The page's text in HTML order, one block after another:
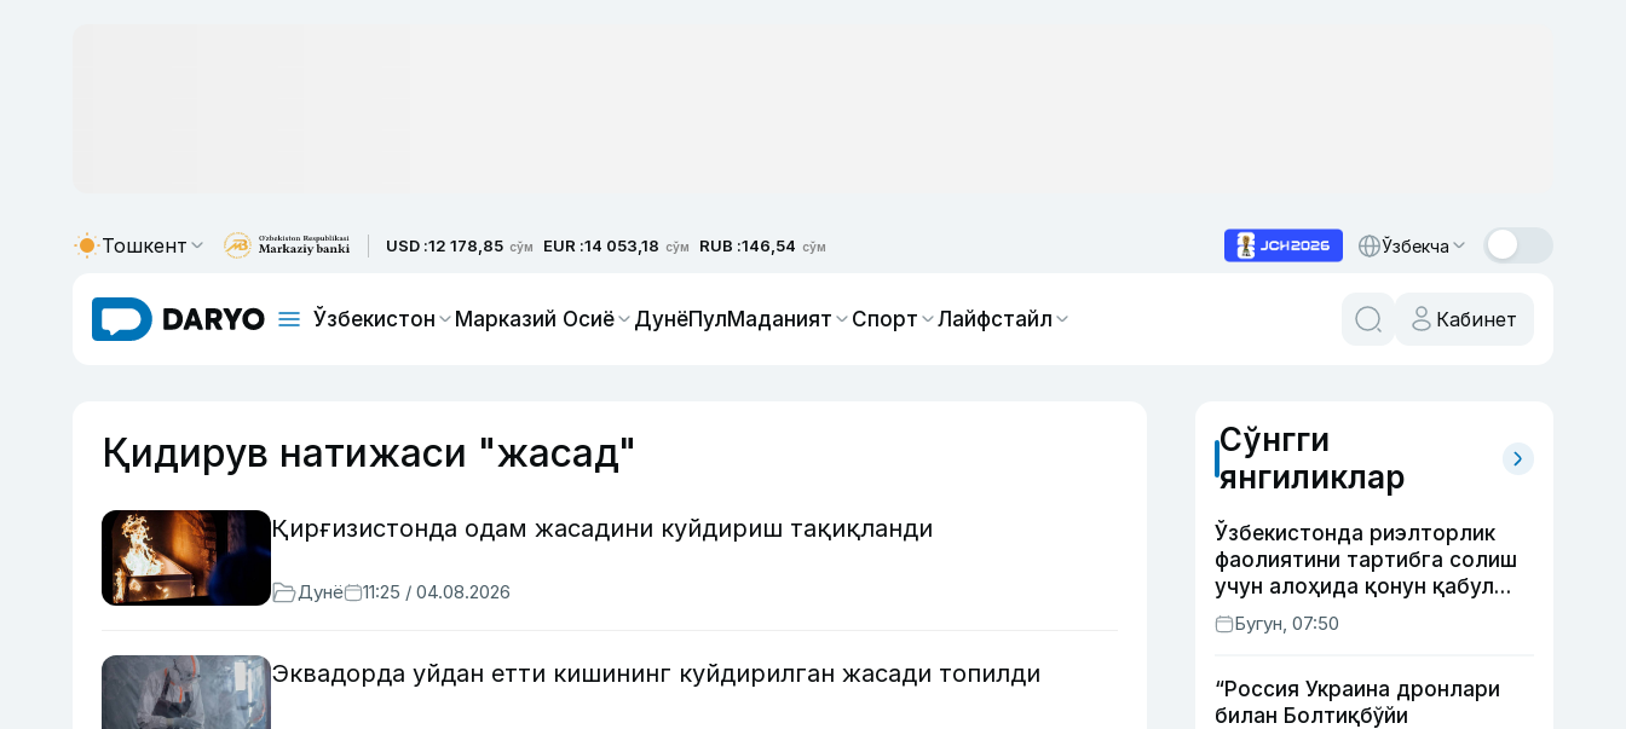
Тошкент USD :12 178,85 сўм EUR :14 053,18 сўм RUB :146,54 сўм Ўзбекча
Ўзбекистон Марказий Осиё ДунёПулМаданият Спорт Лайфстайл Кабинет
Қидирув натижаси "жасад"
Қирғизистонда одам жасадини куйдириш тақиқланди
Дунё 11:25 / 04.08.2026
Эквадорда уйдан етти кишининг куйдирилган жасади топилди
Сўнгги
янгиликлар
Ўзбекистонда риэлторлик
фаолиятини тартибга солиш
учун алоҳида қонун қабул
қилинди
Бугун, 07:50
“Россия Украина дронлари
билан Болтиқбўйи